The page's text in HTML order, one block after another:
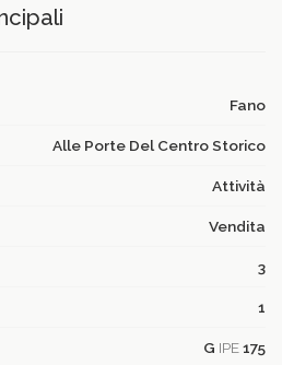
Fano
Alle Porte Del Centro Storico
Attività
Vendita
3
1
G IPE175